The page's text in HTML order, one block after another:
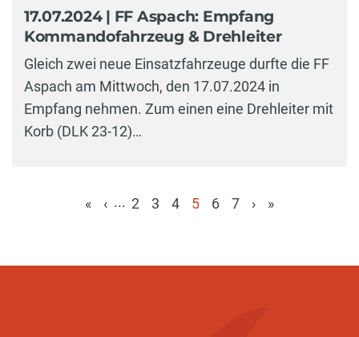
17.07.2024 | FF Aspach: Empfang
Kommandofahrzeug & Drehleiter
Gleich zwei neue Einsatzfahrzeuge durfte die FF
Aspach am Mittwoch, den 17.07.2024 in
Empfang nehmen. Zum einen eine Drehleiter mit
Korb (DLK 23-12)…
« ‹ ... 2 3 4
5
6 7 › »